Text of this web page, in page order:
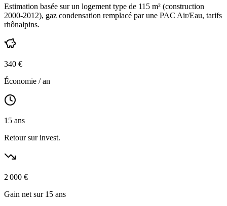
Estimation basée sur un logement type de 115 m² (construction
2000-2012), gaz condensation remplacé par une PAC Air/Eau, tarifs
rhônalpins.
340 €
Économie / an
15 ans
Retour sur invest.
2 000 €
Gain net sur 15 ans